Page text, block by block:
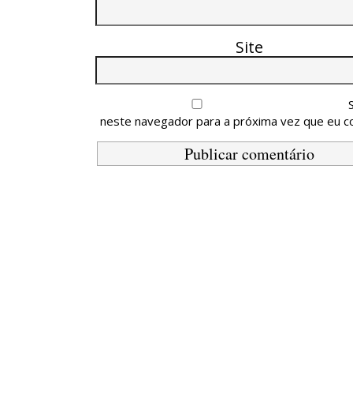
Site
neste navegador para a próxima vez que eu